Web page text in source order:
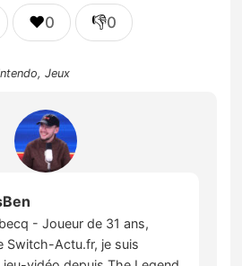
❤️0 👎0
,Jeux
- Joueur de 31 ans,
Switch-Actu.fr, je suis